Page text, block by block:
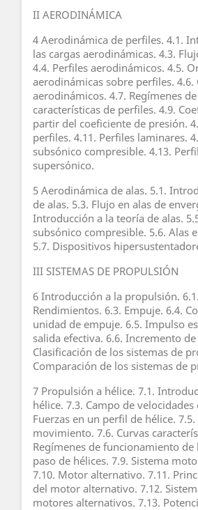
II AERODINÁMICA
4 Aerodinámica de perfiles. 4.1.
las cargas aerodinámicas. 4.3.
4.4. Perfiles aerodinámicos. 4.5.
aerodinámicas sobre perfiles. 4.6.
aerodinámicos. 4.7. Regímenes
características de perfiles. 4.9.
partir del coeficiente de presión.
perfiles. 4.11. Perfiles laminares.
subsónico compresible. 4.13.
supersónico.
5 Aerodinámica de alas. 5.1.
de alas. 5.3. Flujo en alas de
Introducción a la teoría de alas.
subsónico compresible. 5.6. Alas
5.7. Dispositivos
III SISTEMAS DE PROPULSIÓN
6 Introducción a la propulsión.
Rendimientos. 6.3. Empuje. 6.4.
unidad de empuje. 6.5. Impulso
salida efectiva. 6.6. Incremento
Clasificación de los sistemas de
Comparación de los sistemas de
7 Propulsión a hélice. 7.1.
hélice. 7.3. Campo de
Fuerzas en un perfil de hélice.
movimiento. 7.6. Curvas
Regímenes de funcionamiento de
paso de hélices. 7.9. Sistema
7.10. Motor alternativo. 7.11.
del motor alternativo. 7.12.
motores alternativos. 7.13.